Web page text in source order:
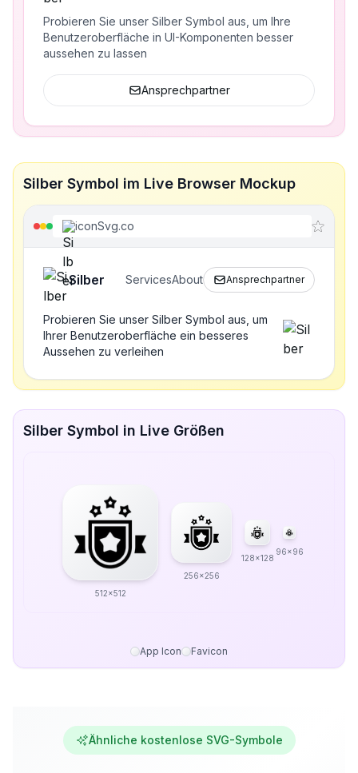
Probieren Sie unser Silber Symbol aus, um Ihre
Benutzeroberfläche in UI-Komponenten besser
aussehen zu lassen
Ansprechpartner
Silber Symbol im Live Browser Mockup
iconSvg.co
Silber ServicesAbout Ansprechpartner
Probieren Sie unser Silber Symbol aus, um
Ihrer Benutzeroberfläche ein besseres
Aussehen zu verleihen
Silber Symbol in Live Größen
512x512
256x256
128x128
96x96
App Icon Favicon
Ähnliche kostenlose SVG-Symbole